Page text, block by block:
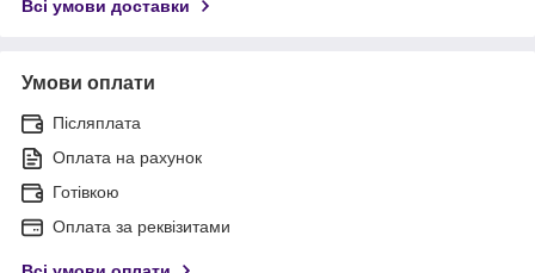
Всі умови доставки
Умови оплати
Післяплата
Оплата на рахунок
Готівкою
Оплата за реквізитами